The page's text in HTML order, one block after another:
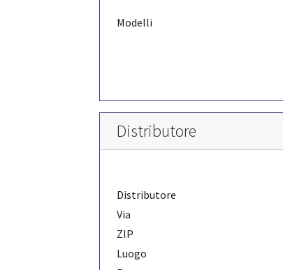
Modelli
Distributore
Distributore
Via
ZIP
Luogo